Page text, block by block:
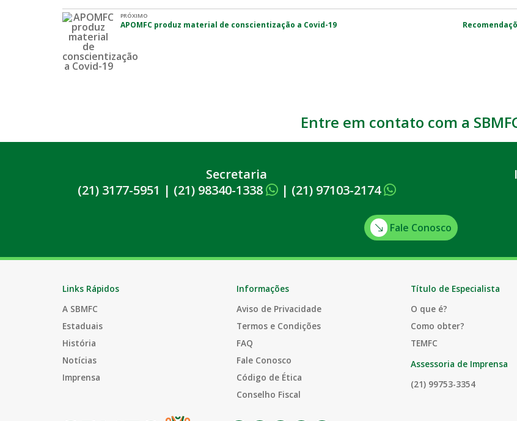
PRÓXIMO
APOMFC produz material de conscientização a Covid-19
Entre em contato com a
Secretaria
(21) 3177-5951 | (21) 98340-1338 | (21) 97103-2174
Fale Conosco
Links Rápidos
A SBMFC
Estaduais
História
Notícias
Imprensa
Informações
Aviso de Privacidade
Termos e Condições
FAQ
Fale Conosco
Código de Ética
Conselho Fiscal
Título de Especialista
O que é?
Como obter?
TEMFC
Assessoria de Imprensa
(21) 99753-3354